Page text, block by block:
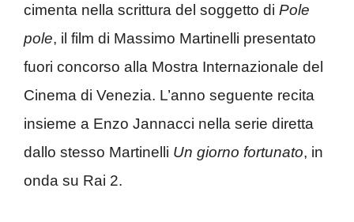
cimenta nella scrittura del soggetto di Pole
pole, il film di Massimo Martinelli presentato
fuori concorso alla Mostra Internazionale del
Cinema di Venezia. L’anno seguente recita
insieme a Enzo Jannacci nella serie diretta
dallo stesso Martinelli Un giorno fortunato, in
onda su Rai 2.